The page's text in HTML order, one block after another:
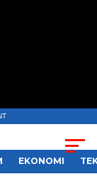
EKONOMI